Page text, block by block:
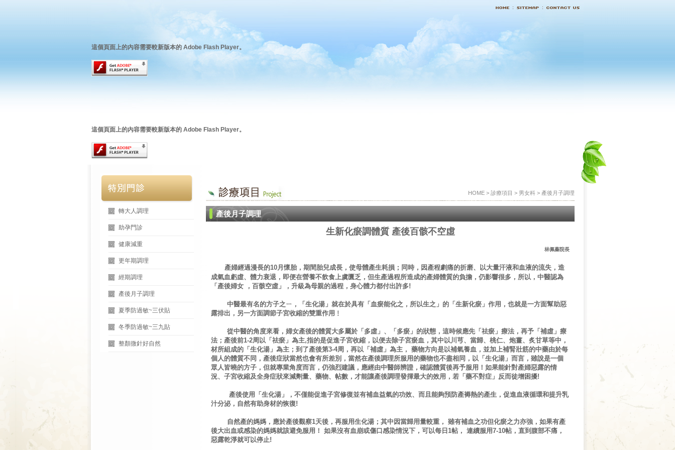
這個頁面上的內容需要較新版本的 Adobe Flash Player。
這個頁面上的內容需要較新版本的 Adobe Flash Player。
轉大人調理
助孕門診
健康減重
更年期調理
經期調理
產後月子調理
夏季防過敏~三伏貼
冬季防過敏~三九貼
整顏微針好自然
HOME > 診療項目 > 男女科 > 產後月子調理
產後月子調理
生新化瘀調體質 產後百骸不空虛
林佩蓁院長
產婦經過漫長的10月懷胎，期間胎兒成長，使母體產生耗損；同時，因產程劇痛的折磨、以大量汗液和血液的流失，造
成氣血虧虛、體力衰退，即便在營養不飲食上虞匱乏， 但生產過程所造成的產婦體質的負擔，仍影響很多，所以，中醫認為
「產後婦女 ，百骸空虛」，升級為母親的過程，身心體力都付出許多!
中醫最有名的方子之ㄧ，「生化湯」就在於具有「血瘀能化之，所以生之」的「生新化瘀」作用，也就是一方面幫助惡
露排出，另一方面調節子宮收縮的雙重作用﹗
從中醫的角度來看，婦女產後的體質大多屬於「多虛」、「多瘀」的狀態，這時候應先「祛瘀」療法，再予「補虛」療
法；產後前1-2周以「祛瘀」為主,指的是促進子宮收縮，以便去除子宮瘀血，其中以川芎、當歸、桃仁、炮薑、炙甘草等中，
材所組成的「生化湯」為主；到了產後第3-4周，再以「補虛」為主， 藥物方向是以補氣養血，並加上補腎壯筋的中藥由於每
個人的體質不同，產後症狀當然也會有所差別，當然在產後調理所服用的藥物也不盡相同，以「生化湯」而言，雖說是一個
眾人皆曉的方子，但就專業角度而言，仍強烈建議，應經由中醫師辨證，確認體質後再予服用！如果能針對產婦惡露的情
況、子宮收縮及全身症狀來減劑量、藥物、帖數，才能讓產後調理發揮最大的效用，若「藥不對症」反而徒增困擾!
產後使用「生化湯」，不僅能促進子宮修復並有補血益氣的功效、而且能夠預防產褥熱的產生，促進血液循環和提升乳
汁分泌，自然有助身材的恢復!
自然產的媽媽，應於產後觀察1天後，再服用生化湯；其中因當歸用量較重， 雖有補血之功但化瘀之力亦強，如果有產
後大出血或感染的媽媽就該避免服用！ 如果沒有血崩或傷口感染情況下，可以每日1帖， 連續服用7-10帖，直到腹部不痛，
惡露乾淨就可以停止!